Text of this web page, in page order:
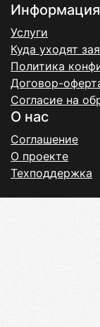
Информация
Услуги
Куда уходят
Политика
Договор-
Согласие на
О нас
Соглашение
О проекте
Техподдержка